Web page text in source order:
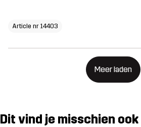
Article nr 14403
Meer laden
Dit vind je misschien